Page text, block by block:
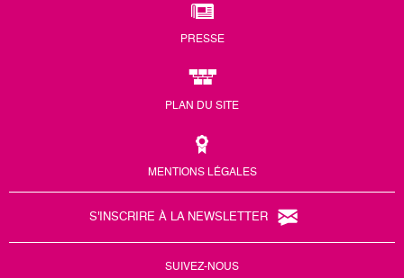
PRESSE
PLAN DU SITE
MENTIONS LÉGALES
S'INSCRIRE À LA NEWSLETTER
SUIVEZ-NOUS